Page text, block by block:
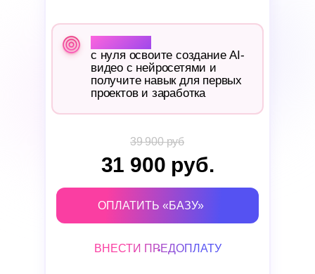
с нуля освоите создание AI-
видео с нейросетями и
получите навык для первых
проектов и заработка
31 900 руб.
39 900 руб
ВНЕСТИ ПРЕДОПЛАТУ
ОПЛАТИТЬ «БАЗУ»